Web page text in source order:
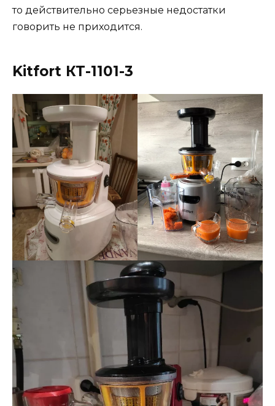
то действительно серьезные недостатки
говорить не приходится.
Kitfort КТ-1101-3